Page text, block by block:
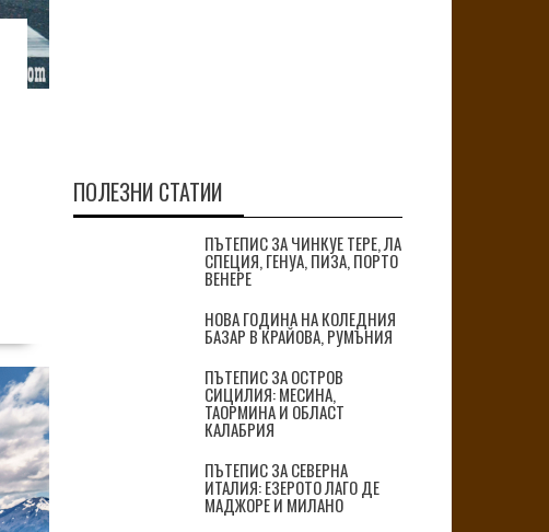
ПОЛЕЗНИ СТАТИИ
ПЪТЕПИС ЗА ЧИНКУЕ ТЕРЕ, ЛА
СПЕЦИЯ, ГЕНУА, ПИЗА, ПОРТО
ВЕНЕРЕ
НОВА ГОДИНА НА КОЛЕДНИЯ
БАЗАР В КРАЙОВА, РУМЪНИЯ
ПЪТЕПИС ЗА ОСТРОВ
СИЦИЛИЯ: МЕСИНА,
ТАОРМИНА И ОБЛАСТ
КАЛАБРИЯ
ПЪТЕПИС ЗА СЕВЕРНА
ИТАЛИЯ: ЕЗЕРОТО ЛАГО ДЕ
МАДЖОРЕ И МИЛАНО